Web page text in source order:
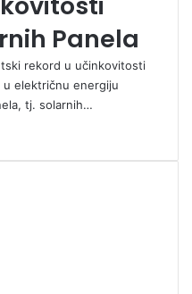
Panela
rekord u učinkovitosti
električnu energiju
tj. solarnih…